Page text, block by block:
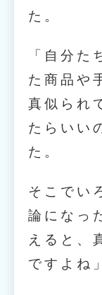
た。
「自分た
た商品や
真似られ
たらいい
た。
そこでい
論になっ
えると、
ですよね